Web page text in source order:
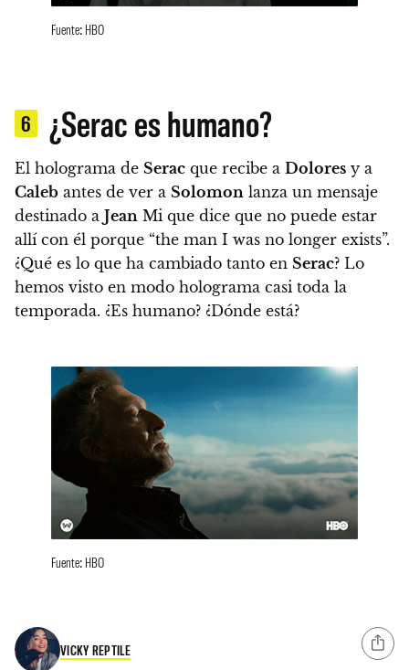
Fuente: HBO
6 ¿Serac es humano?
El holograma de Serac que recibe a Dolores y a
Caleb antes de ver a Solomon lanza un mensaje
destinado a Jean Mi que dice que no puede estar
allí con él porque “the man I was no longer exists”.
¿Qué es lo que ha cambiado tanto en Serac? Lo
hemos visto en modo holograma casi toda la
temporada. ¿Es humano? ¿Dónde está?
Fuente: HBO
VICKY REPTILE